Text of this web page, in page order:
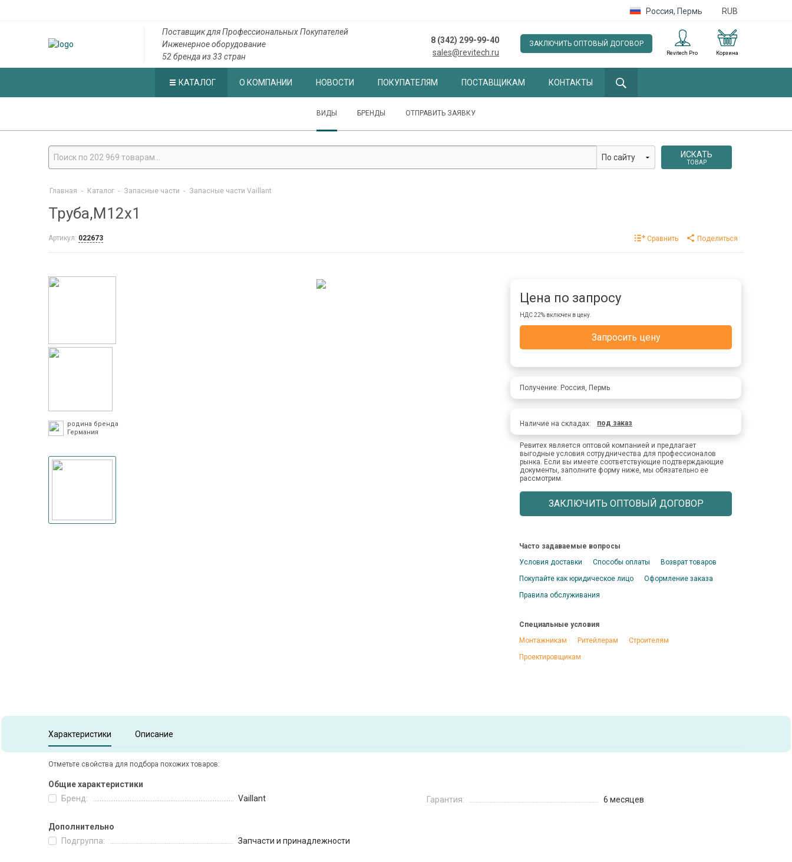
Россия, Пермь RUB
Корзина
Revitech Pro
ЗАКЛЮЧИТЬ ОПТОВЫЙ ДОГОВОР
8 (342) 299-99-40
sales@revitech.ru
Поставщик для Профессиональных Покупателей
Инженерное оборудование
52 бренда из 33 стран
КАТАЛОГ О КОМПАНИИ НОВОСТИ ПОКУПАТЕЛЯМ ПОСТАВЩИКАМ КОНТАКТЫ
ВИДЫ БРЕНДЫ ОТПРАВИТЬ ЗАЯВКУ
ИСКАТЬ
ТОВАР
Главная - Каталог - Запасные части - Запасные части Vaillant
Труба,M12x1
Артикул: 022673 Сравнить Поделиться
родина бренда
Германия
Цена по запросу
НДС 22% включен в цену.
Запросить цену
Получение: Россия, Пермь
Наличие на складах: под заказ
Ревитех является оптовой компанией и предлагает
выгодные условия сотрудничества для профессионалов
рынка. Если вы имеете соответствующие подтверждающие
документы, заполните форму ниже, мы обязательно ее
рассмотрим.
ЗАКЛЮЧИТЬ ОПТОВЫЙ ДОГОВОР
Часто задаваемые вопросы
Условия доставки
Способы оплаты
Возврат товаров
Покупайте как юридическое лицо
Оформление заказа
Правила обслуживания
Специальные условия
Монтажникам
Ритейлерам
Строителям
Проектировщикам
Характеристики Описание
Отметьте свойства для подбора похожих товаров:
Общие характеристики
Бренд:
Vaillant Гарантия: 6 месяцев
Дополнительно
Подгруппа:
Запчасти и принадлежности